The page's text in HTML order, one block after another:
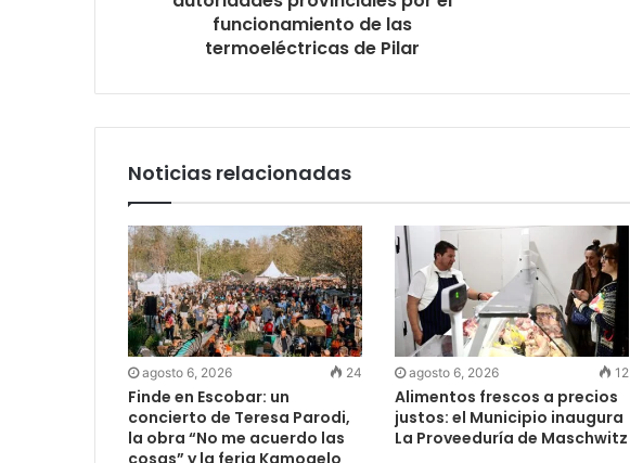
funcionamiento de las
termoeléctricas de Pilar
Noticias relacionadas
agosto 6, 2026 24
Finde en Escobar: un
concierto de Teresa Parodi,
la obra “No me acuerdo las
agosto 6, 2026 12
Alimentos frescos a precios
justos: el Municipio inaugura
La Proveeduría de Maschwitz